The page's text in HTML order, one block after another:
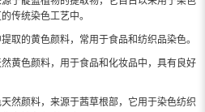
传统染色工艺中。
取的黄色颜料，常用于食品和纺织品染色。
黄色颜料，用于食品和化妆品中，具有良好
然颜料，来源于茜草根部，它用于染色纺织